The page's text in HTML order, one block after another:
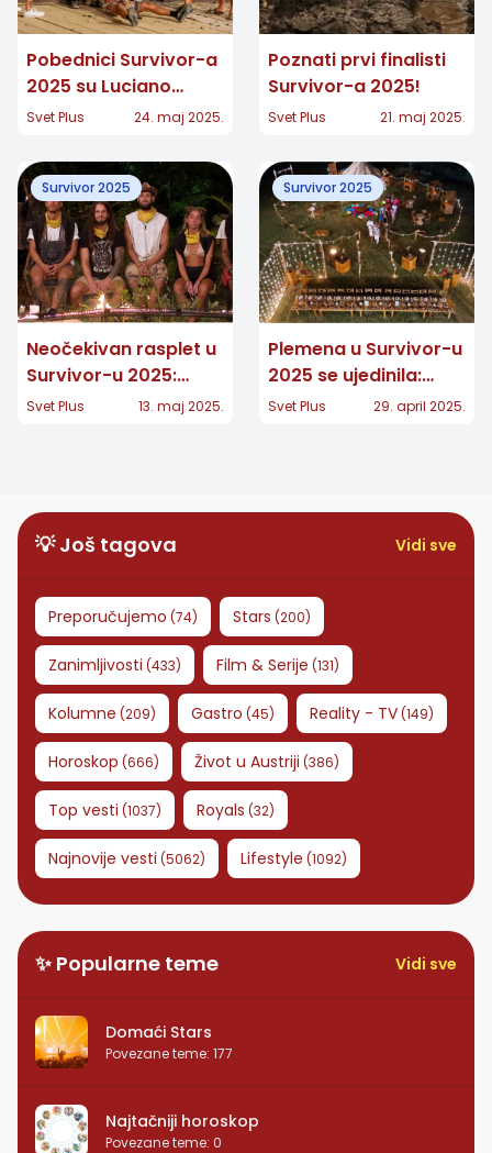
Pobednici Survivor-a
2025 su Luciano
Plazibat i Uroš Čiča!
Svet Plus 24. maj 2025.
Poznati prvi finalisti
Survivor-a 2025!
Svet Plus 21. maj 2025.
Survivor 2025
Neočekivan rasplet u
Survivor-u 2025:
Važne informacije i
Svet Plus 13. maj 2025.
Survivor 2025
Plemena u Survivor-u
2025 se ujedinila:
Drama i nove taktike!
Svet Plus 29. april 2025.
💡 Još tagova Vidi sve
Preporučujemo (74) Stars (200)
Zanimljivosti (433) Film & Serije (131)
Kolumne (209) Gastro (45) Reality - TV(149)
Horoskop (666) Život u Austriji (386)
Top vesti (1037) Royals (32)
Najnovije vesti (5062) Lifestyle (1092)
✨ Popularne teme Vidi sve
Domaći Stars
Povezane teme: 177
Najtačniji horoskop
Povezane teme: 0